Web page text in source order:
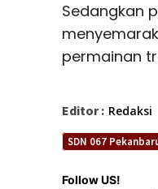
Sedangkan
permainan
Editor : Redaksi
SDN 067
Follow US!